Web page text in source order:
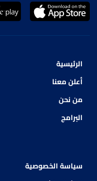
الرئيسية
أعلن معنا
من نحن
البرامج
سياسة الخصوصية